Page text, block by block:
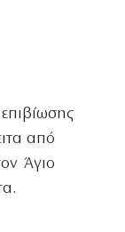
από
Άγιο